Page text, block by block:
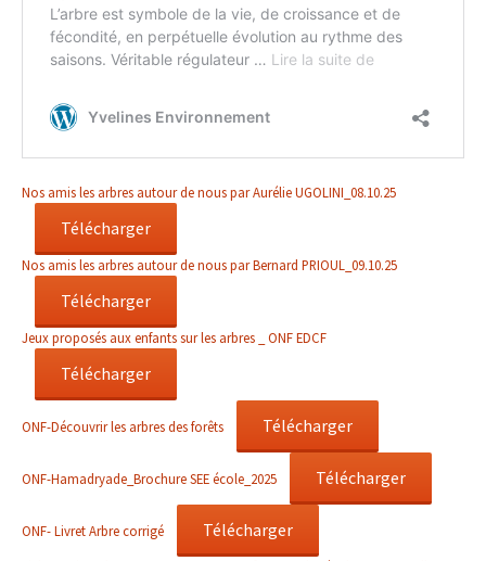
Nos amis les arbres autour de nous par Aurélie UGOLINI_08.10.25
Télécharger
Nos amis les arbres autour de nous par Bernard PRIOUL_09.10.25
Télécharger
Jeux proposés aux enfants sur les arbres _ ONF EDCF
Télécharger
ONF-Découvrir les arbres des forêts Télécharger
ONF-Hamadryade_Brochure SEE école_2025 Télécharger
ONF- Livret Arbre corrigé Télécharger